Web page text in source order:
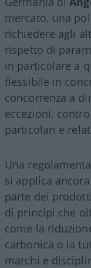
mercato, una
richiedere agli
rispetto di
in particolare a
flessibile in
concorrenza a
eccezioni,
particolari e
Una
si applica
parte dei
di principi che
come la
carbonica o la
marchi e